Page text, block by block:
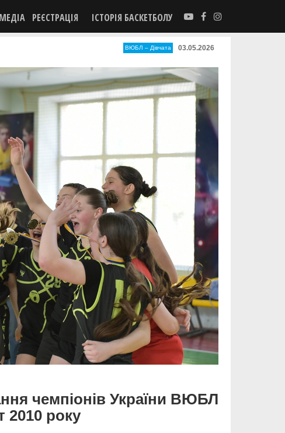
МЕДІА РЕЄСТРАЦІЯ ІСТОРІЯ БАСКЕТБОЛУ
ВЮБЛ – Дiвчата 03.05.2026
чемпіонів України ВЮБЛ
2010 року